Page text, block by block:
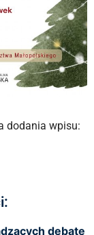
dodania wpisu:
debatę